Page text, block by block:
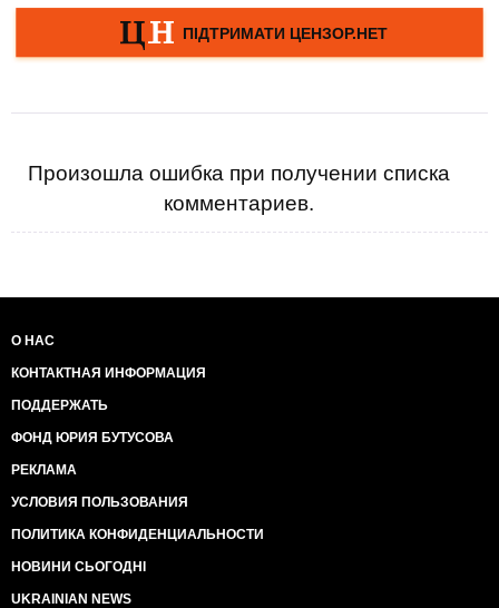
Произошла ошибка при получении списка
комментариев.
О НАС
КОНТАКТНАЯ ИНФОРМАЦИЯ
ПОДДЕРЖАТЬ
ФОНД ЮРИЯ БУТУСОВА
РЕКЛАМА
УСЛОВИЯ ПОЛЬЗОВАНИЯ
ПОЛИТИКА КОНФИДЕНЦИАЛЬНОСТИ
НОВИНИ СЬОГОДНІ
UKRAINIAN NEWS